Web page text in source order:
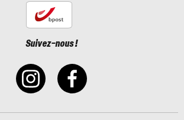
Suivez-nous !